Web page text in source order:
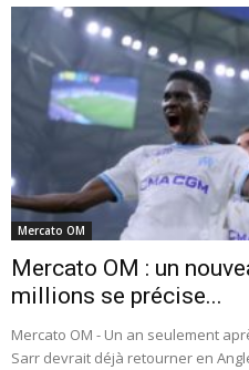
Mercato OM
Mercato OM : un
millions se précise...
Mercato OM - Un an seulement
Sarr devrait déjà retourner en